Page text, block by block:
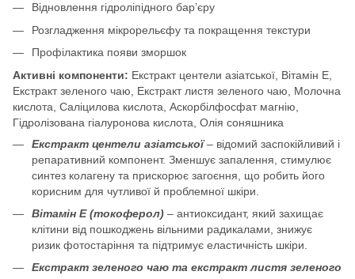
Відновлення гідроліпідного бар’єру
Розгладження мікрорельєфу та покращення текстури
Профілактика появи зморшок
Активні компоненти: Екстракт центели азіатської, Вітамін Е,
Екстракт зеленого чаю, Екстракт листя зеленого чаю, Молочна
кислота, Саліцилова кислота, Аскорбілфосфат магнію,
Гідролізована гіалуронова кислота, Олія соняшника
Екстракт центели азіатської – відомий заспокійливий і
репаративний компонент. Зменшує запалення, стимулює
синтез колагену та прискорює загоєння, що робить його
корисним для чутливої й проблемної шкіри.
Вітамін Е (токоферол) – антиоксидант, який захищає
клітини від пошкоджень вільними радикалами, знижує
ризик фотостаріння та підтримує еластичність шкіри.
Екстракт зеленого чаю та екстракт листя зеленого